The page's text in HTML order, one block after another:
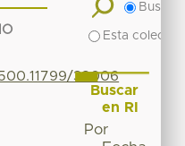
38006
Buscar
Esta
Buscar
en RI
Por